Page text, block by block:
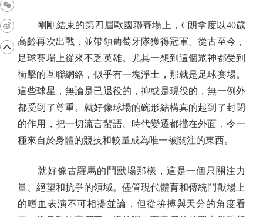
剛剛結束的第四屆歐國聯賽場上，C朗拿度以40歲
高齡再次出戰，並帶領葡萄牙隊獲得冠軍。從古至今，
足球賽場上從來不乏英雄。尤其一想到這個眾神都受到
衝擊的互聯網絡，似乎有一塊淨土，那就是足球賽場。
這些球星，無論是已退役的，抑或是現役的，無一例外
都受到了尊重。就好像球場的碗形結構真的起到了封閉
的作用，把一切流言蜚語、時代變遷都擋在外面，令一
種來自於身體的競技和較量成為唯一被關注的東西。
就好像古羅馬的鬥獸場那樣，這是一個只關注力
量、絕望和抗爭的領域。儘管現代體育和傳統鬥獸場上
的嗜血表演不可相提並論，但從拚搏與天分的角度看